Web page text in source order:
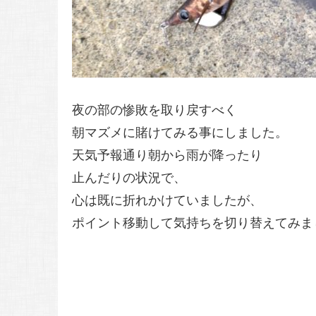
夜の部の惨敗を取り戻すべく
朝マズメに賭けてみる事にしました。
天気予報通り朝から雨が降ったり
止んだりの状況で、
心は既に折れかけていましたが、
ポイント移動して気持ちを切り替えてみ